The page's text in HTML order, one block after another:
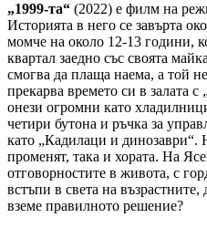
„1999-та“ (2022) е филм на
Историята в него се завърта
момче на около 12-13 години,
квартал заедно със своята
смогва да плаща наема, а той
прекарва времето си в залата
онези огромни като
четири бутона и ръчка за
като „Кадилаци и динозаври“.
променят, така и хората. На
отговорностите в живота, с
встъпи в света на
вземе правилното решение?